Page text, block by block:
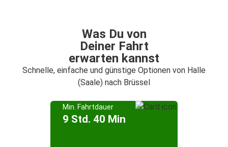
Was Du von
Deiner Fahrt
erwarten kannst
Schnelle, einfache und günstige Optionen von Halle
(Saale) nach Brüssel
Min. Fahrtdauer
9 Std. 40 Min